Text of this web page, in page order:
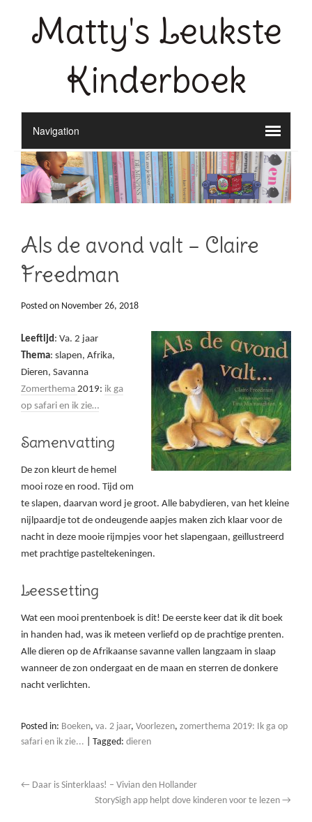
Matty's Leukste
Kinderboek
Als de avond valt – Claire
Freedman
Posted on November 26, 2018
Leeftijd: Va. 2 jaar
Thema: slapen, Afrika,
Dieren, Savanna
Zomerthema 2019: ik ga
op safari en ik zie…
Samenvatting
De zon kleurt de hemel
mooi roze en rood. Tijd om
te slapen, daarvan word je groot. Alle babydieren, van het kleine
nijlpaardje tot de ondeugende aapjes maken zich klaar voor de
nacht in deze mooie rijmpjes voor het slapengaan, geïllustreerd
met prachtige pasteltekeningen.
Leessetting
Wat een mooi prentenboek is dit! De eerste keer dat ik dit boek
in handen had, was ik meteen verliefd op de prachtige prenten.
Alle dieren op de Afrikaanse savanne vallen langzaam in slaap
wanneer de zon ondergaat en de maan en sterren de donkere
nacht verlichten.
Posted in: Boeken, va. 2 jaar, Voorlezen, zomerthema 2019: Ik ga op
safari en ik zie...
Tagged: dieren
← Daar is Sinterklaas! – Vivian den Hollander
StorySigh app helpt dove kinderen voor te lezen →